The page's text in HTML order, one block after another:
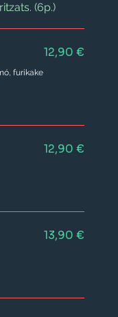
(6p.)
furikake
12,90 €
12,90 €
13,90 €